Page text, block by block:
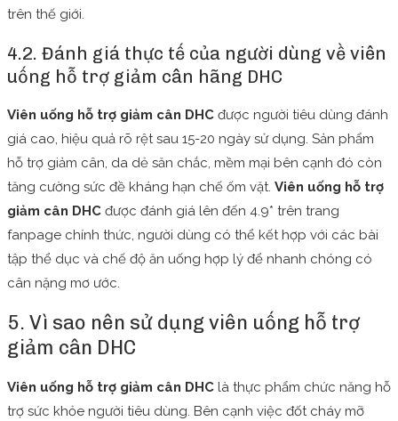
trên thế giới.
4.2. Đánh giá thực tế của người dùng về viên
uống hỗ trợ giảm cân hãng DHC
Viên uống hỗ trợ giảm cân DHC được người tiêu dùng đánh
giá cao, hiệu quả rõ rệt sau 15-20 ngày sử dụng. Sản phẩm
hỗ trợ giảm cân, da dẻ săn chắc, mềm mại bên cạnh đó còn
tăng cường sức đề kháng hạn chế ốm vặt. Viên uống hỗ trợ
giảm cân DHC được đánh giá lên đến 4.9* trên trang
fanpage chính thức, người dùng có thể kết hợp với các bài
tập thể dục và chế độ ăn uống hợp lý để nhanh chóng có
cân nặng mơ ước.
5. Vì sao nên sử dụng viên uống hỗ trợ
giảm cân DHC
Viên uống hỗ trợ giảm cân DHC là thực phẩm chức năng hỗ
trợ sức khỏe người tiêu dùng. Bên cạnh việc đốt cháy mỡ